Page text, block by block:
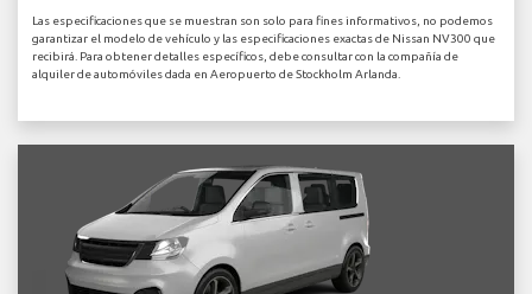
Las especificaciones que se muestran son solo para fines informativos, no podemos
garantizar el modelo de vehículo y las especificaciones exactas de Nissan NV300 que
recibirá. Para obtener detalles específicos, debe consultar con la compañía de
alquiler de automóviles dada en Aeropuerto de Stockholm Arlanda.